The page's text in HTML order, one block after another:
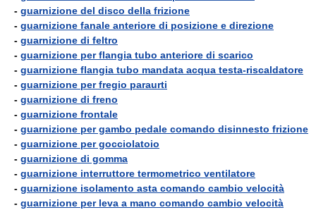
- guarnizione del disco della frizione
- guarnizione fanale anteriore di posizione e direzione
- guarnizione di feltro
- guarnizione per flangia tubo anteriore di scarico
- guarnizione flangia tubo mandata acqua testa-riscaldatore
- guarnizione per fregio paraurti
- guarnizione di freno
- guarnizione frontale
- guarnizione per gambo pedale comando disinnesto frizione
- guarnizione per gocciolatoio
- guarnizione di gomma
- guarnizione interruttore termometrico ventilatore
- guarnizione isolamento asta comando cambio velocità
- guarnizione per leva a mano comando cambio velocità